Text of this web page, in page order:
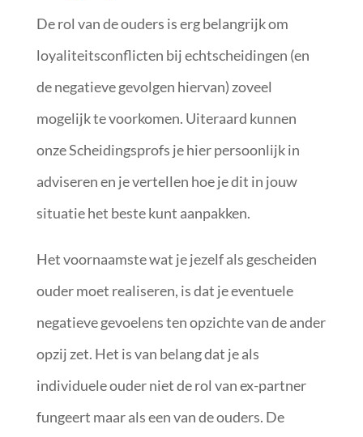
De rol van de ouders is erg belangrijk om
loyaliteitsconflicten bij echtscheidingen (en
de negatieve gevolgen hiervan) zoveel
mogelijk te voorkomen. Uiteraard kunnen
onze Scheidingsprofs je hier persoonlijk in
adviseren en je vertellen hoe je dit in jouw
situatie het beste kunt aanpakken.
Het voornaamste wat je jezelf als gescheiden
ouder moet realiseren, is dat je eventuele
negatieve gevoelens ten opzichte van de ander
opzij zet. Het is van belang dat je als
individuele ouder niet de rol van ex-partner
fungeert maar als een van de ouders. De